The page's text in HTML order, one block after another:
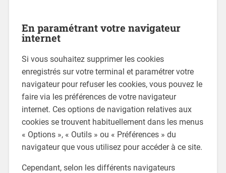
En paramétrant votre navigateur
internet
Si vous souhaitez supprimer les cookies
enregistrés sur votre terminal et paramétrer votre
navigateur pour refuser les cookies, vous pouvez le
faire via les préférences de votre navigateur
internet. Ces options de navigation relatives aux
cookies se trouvent habituellement dans les menus
« Options », « Outils » ou « Préférences » du
navigateur que vous utilisez pour accéder à ce site.
Cependant, selon les différents navigateurs